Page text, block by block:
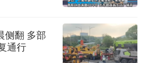
侧翻 多部
通行